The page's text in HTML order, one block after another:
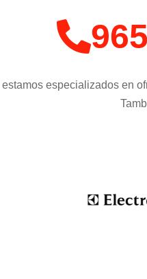
estamos especializados en